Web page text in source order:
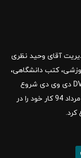
کار خود را با مدیریت آقای وحید نظری
کتب دانشگاهی،
کتابهای زبان خارجه، انواع CD سی دی و DVD دی وی دی شروع
کرد.فروشگاه آنلاین کتاب مارکا در تاریخ 18 مرداد 94 کار خود را در
کرد.